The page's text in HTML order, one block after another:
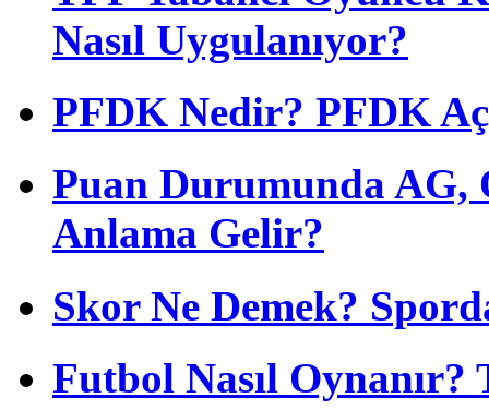
Nasıl Uygulanıyor?
PFDK Nedir? PFDK
Puan Durumunda AG,
Anlama Gelir?
Skor Ne Demek?
Futbol Nasıl